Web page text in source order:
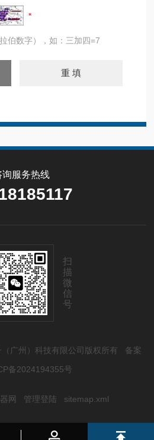
伯数字），如：三加四=7
询服务热线
扫
描
微
信
号
广州）科技有限公司版权所有 备案
备2024194355号
网 管理登陆 sitemap.xml